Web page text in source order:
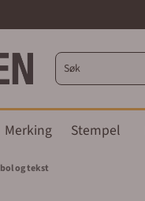
Merking Stempel
og tekst